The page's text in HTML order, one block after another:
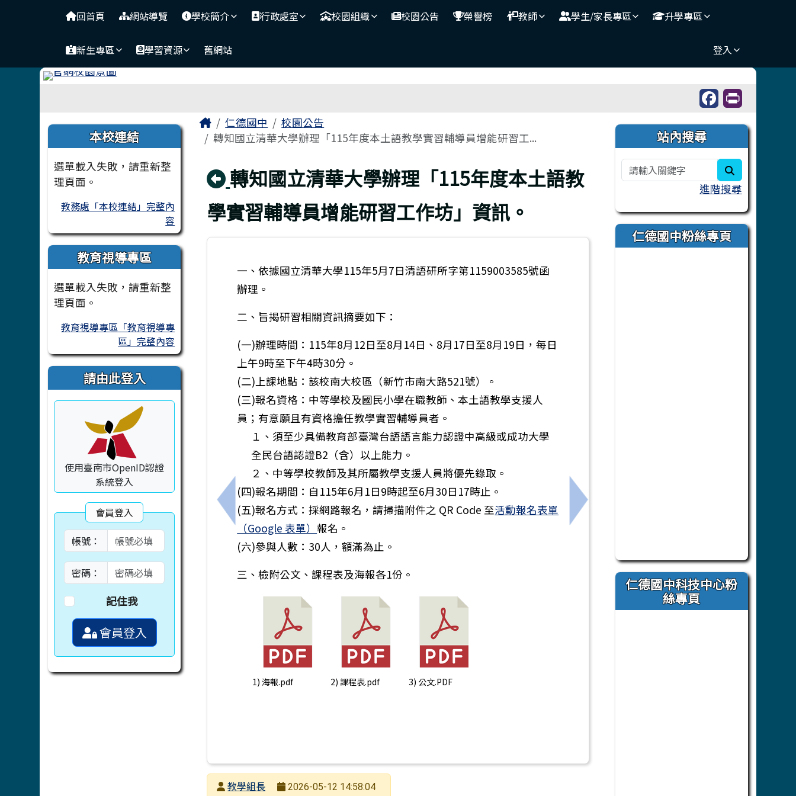
台南市仁德國中
回首頁 網站導覽 學校簡介 行政處室 校園組織 校園公告 榮譽榜 教師 學生/家長專區 升學專區
新生專區 學習資源 舊網站 登入
左邊區域內容
本校連結
選單載入失敗，請重新整
理頁面。
教務處「本校連結」完整內
容
教育視導專區
選單載入失敗，請重新整
理頁面。
教育視導專區「教育視導專
區」完整內容
請由此登入
使用臺南市OpenID認證
系統登入
會員登入
帳號：
密碼：
記住我
會員登入
主內容區域
Home仁德國中
校園公告
轉知國立清華大學辦理「115年度本土語教學實習輔導員增能研習工...
回上頁
轉知國立清華大學辦理「115年度本土語教
學實習輔導員增能研習工作坊」資訊。
上一筆：114學年度推動國民中小學讀報教育教學應用教師增能研習
一、依據國立清華大學115年5月7日清語研所字第1159003585號函
辦理。
二、旨揭研習相關資訊摘要如下：
(一)辦理時間：115年8月12日至8月14日、8月17日至8月19日，每日
上午9時至下午4時30分。
(二)上課地點：該校南大校區（新竹市南大路521號）。
(三)報名資格：中等學校及國民小學在職教師、本土語教學支援人
員；有意願且有資格擔任教學實習輔導員者。
１、須至少具備教育部臺灣台語語言能力認證中高級或成功大學
全民台語認證B2（含）以上能力。
２、中等學校教師及其所屬教學支援人員將優先錄取。
(四)報名期間：自115年6月1日9時起至6月30日17時止。
(五)報名方式：採網路報名，請掃描附件之 QR Code 至活動報名表單
（Google 表單）報名。
(六)參與人數：30人，額滿為止。
三、檢附公文、課程表及海報各1份。
1) 海報.pdf 2) 課程表.pdf 3) 公文.PDF
下一筆：轉知清華大學師培中心辦理「SEL
發布者教學組長
2026-05-12 14:58:04
右邊區域內容
站內搜尋
進階搜尋
仁德國中粉絲專頁
此為臺南市立仁德國中官方
仁德國中科技中心粉
絲專頁
頁尾區域